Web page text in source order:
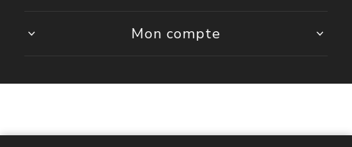
Mon compte
Powered bynopCommerce